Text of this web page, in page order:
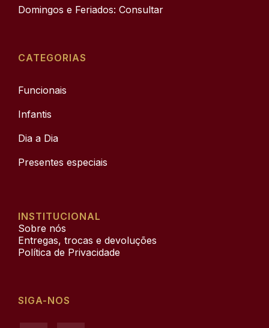
Domingos e Feriados: Consultar
CATEGORIAS
Funcionais
Infantis
Dia a Dia
Presentes especiais
INSTITUCIONAL
Sobre nós
Entregas, trocas e devoluções
Política de Privacidade​
SIGA-NOS